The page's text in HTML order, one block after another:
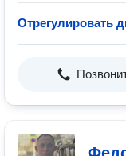
Отрегулировать